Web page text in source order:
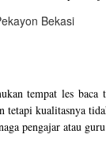
tempat les
tetapi kualitasnya
pengajar atau